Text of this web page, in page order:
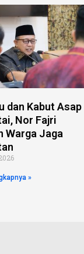
dan Kabut Asap
Nor Fajri
Warga Jaga
»